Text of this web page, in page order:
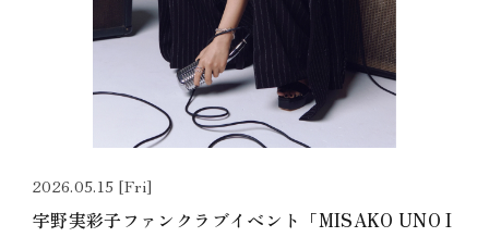
2026.05.15 [Fri]
宇野実彩子ファンクラブイベント「MISAKO UNO I